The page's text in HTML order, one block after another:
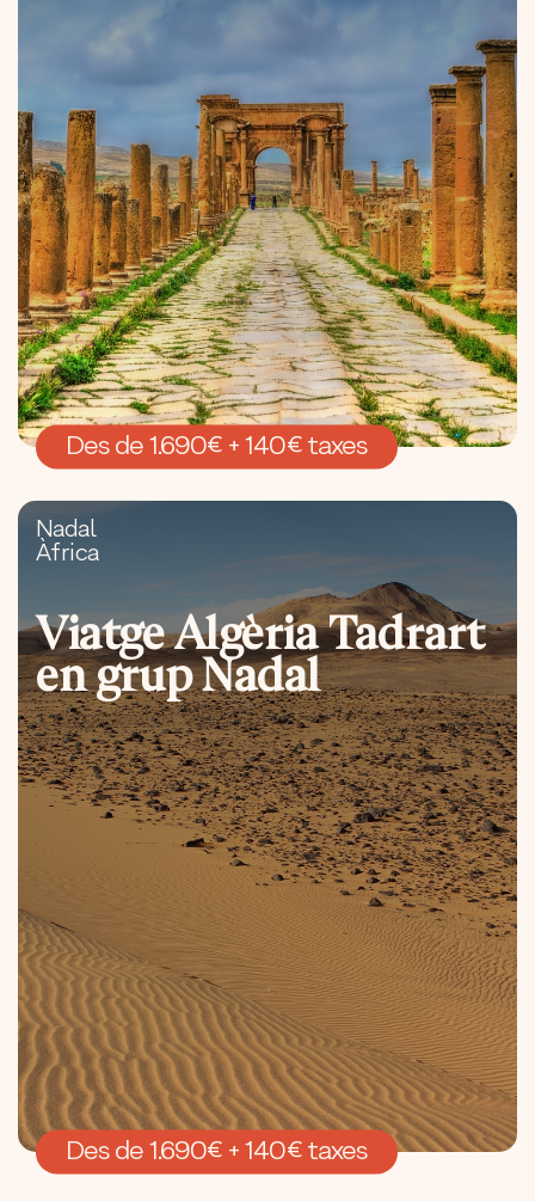
Des de 1.690€ + 140€ taxes
Nadal
Àfrica
Viatge Algèria Tadrart
en grup Nadal
Des de 1.690€ + 140€ taxes